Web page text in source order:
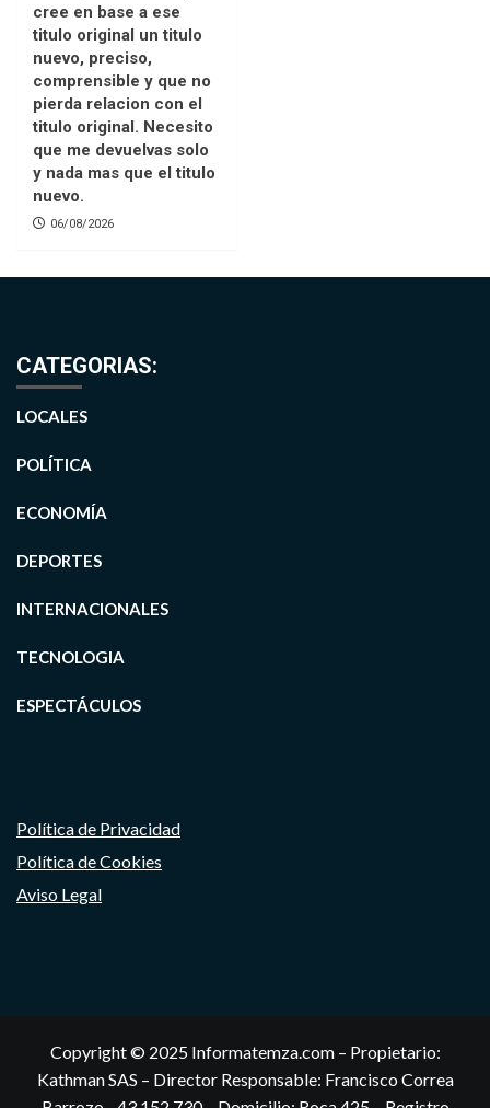
cree en base a ese
titulo original un titulo
nuevo, preciso,
comprensible y que no
pierda relacion con el
titulo original. Necesito
que me devuelvas solo
y nada mas que el titulo
nuevo.
06/08/2026
CATEGORIAS:
LOCALES
POLÍTICA
ECONOMÍA
DEPORTES
INTERNACIONALES
TECNOLOGIA
ESPECTÁCULOS
Política de Privacidad
Política de Cookies
Aviso Legal
Copyright © 2025 Informatemza.com – Propietario:
Kathman SAS – Director Responsable: Francisco Correa